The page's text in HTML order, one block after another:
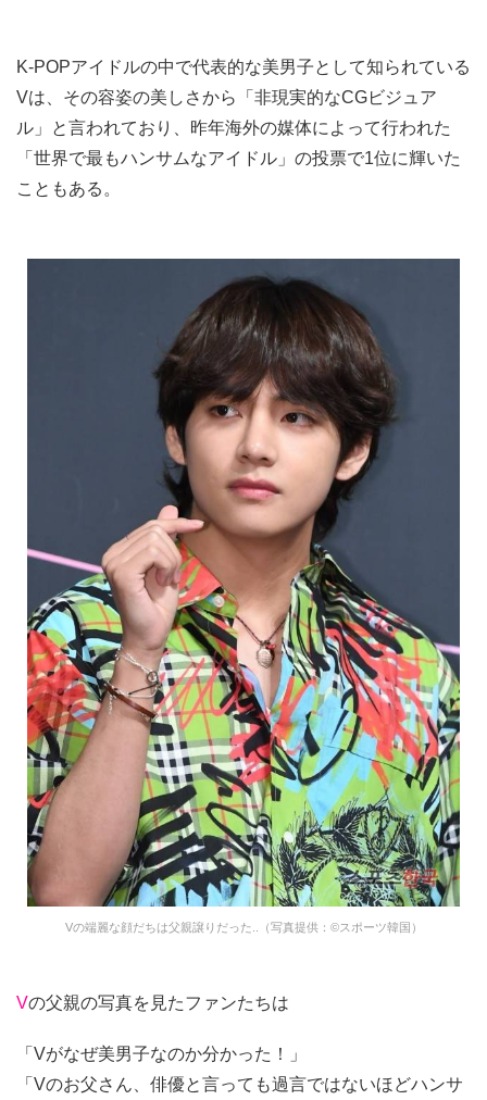
K-POPアイドルの中で代表的な美男子として知られている
Vは、その容姿の美しさから「非現実的なCGビジュア
ル」と言われており、昨年海外の媒体によって行われた
「世界で最もハンサムなアイドル」の投票で1位に輝いた
こともある。
Vの端麗な顔だちは父親譲りだった..（写真提供：©スポーツ韓国）
Vの父親の写真を見たファンたちは
「Vがなぜ美男子なのか分かった！」
「Vのお父さん、俳優と言っても過言ではないほどハンサ